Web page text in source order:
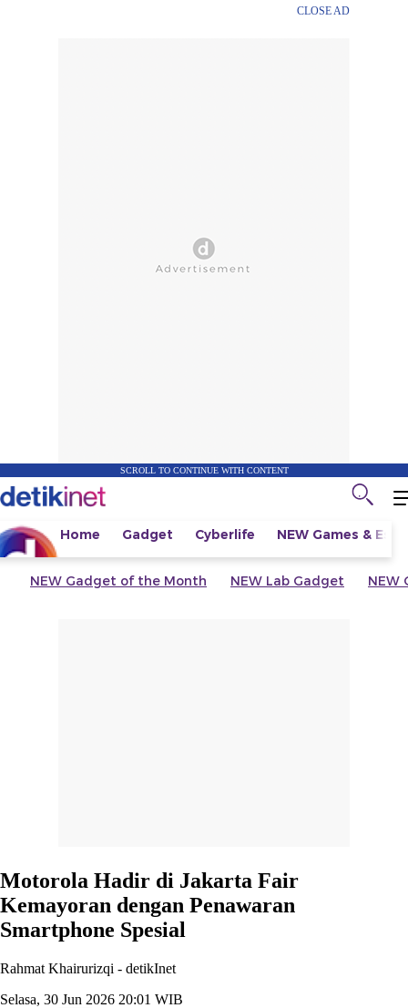
CLOSE AD
SCROLL TO CONTINUE WITH CONTENT
Home Gadget Cyberlife NEW Games &
NEW Gadget of the Month NEW Lab Gadget NEW
Motorola Hadir di Jakarta Fair
Kemayoran dengan Penawaran
Smartphone Spesial
Rahmat Khairurizqi - detikInet
Selasa, 30 Jun 2026 20:01 WIB